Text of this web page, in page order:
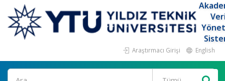
Araştırmacı Girişi English
Ara